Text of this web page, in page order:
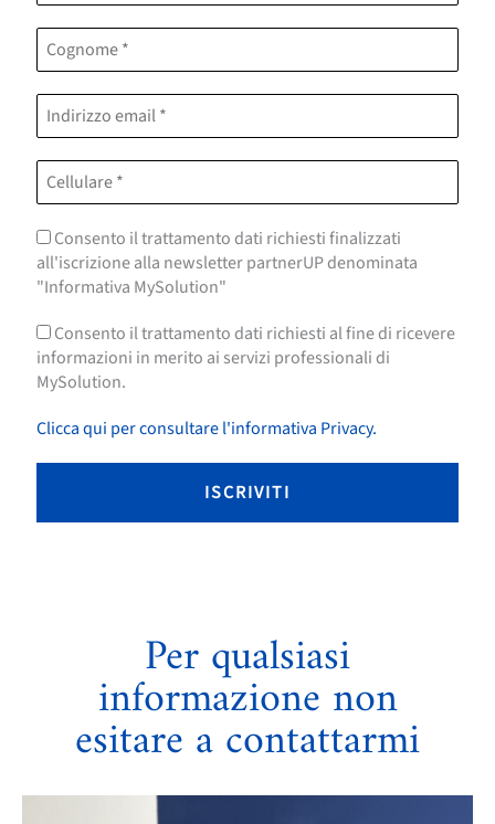
Consento il trattamento dati richiesti finalizzati
all'iscrizione alla newsletter partnerUP denominata
"Informativa MySolution"
Consento il trattamento dati richiesti al fine di ricevere
informazioni in merito ai servizi professionali di
MySolution.
Clicca qui per consultare l'informativa Privacy.
Per qualsiasi
informazione non
esitare a contattarmi